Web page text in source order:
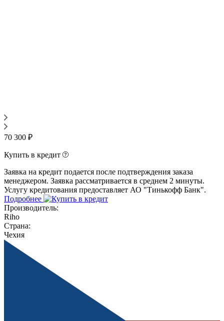
70 300 ₽
Купить в кредит
Заявка на кредит подается после подтверждения заказа
менеджером. Заявка рассматривается в среднем 2 минуты.
Услугу кредитования предоставляет АО "Тинькофф Банк".
Подробнее
Производитель:
Riho
Страна:
Чехия